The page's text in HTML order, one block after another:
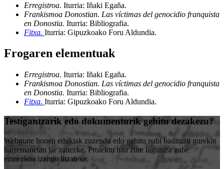
Erregistroa. Iturria: Iñaki Egaña.
Frankismoa Donostian. Las víctimas del genocidio franquista
en Donostia. Iturria: Bibliografia.
Fitxa. Iturria: Gipuzkoako Foru Aldundia.
Frogaren elementuak
Erregistroa. Iturria: Iñaki Egaña.
Frankismoa Donostian. Las víctimas del genocidio franquista
en Donostia. Iturria: Bibliografia.
Fitxa. Iturria: Gipuzkoako Foru Aldundia.
Testigantzarik edo dokumenturik gehitu dezakezu?
Webgune honen edukiak zuzendu edo gehitu nahi badituzu gurekin
harremanetan jar zaitezke. Proiektu hau zure laguntza gabe
ezinezkoa izango litzateke.